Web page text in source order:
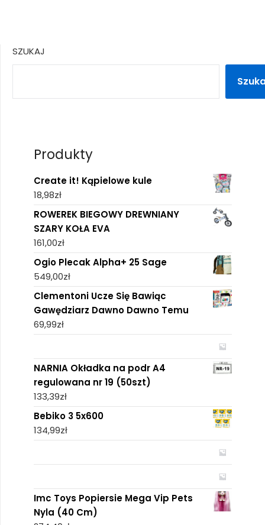
SZUKAJ
Produkty
Create it! Kąpielowe kule
18,98zł
ROWEREK BIEGOWY DREWNIANY
SZARY KOŁA EVA
161,00zł
Ogio Plecak Alpha+ 25 Sage
549,00zł
Clementoni Ucze Się Bawiąc
Gawędziarz Dawno Dawno Temu
69,99zł
NARNIA Okładka na podr A4
regulowana nr 19 (50szt)
133,39zł
Bebiko 3 5x600
134,99zł
Imc Toys Popiersie Mega Vip Pets
Nyla (40 Cm)